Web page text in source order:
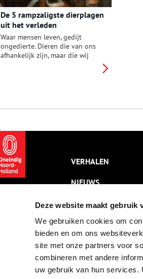
Deze website maakt gebruik
We gebruiken cookies om
bieden en om ons
site met onze partners voor
combineren met andere
uw gebruik van hun services.
De 5 rampzaligste dierplagen
uit het verleden
Waar mensen leven, gedijt
ongedierte. Dieren die van ons
afhankelijk zijn, maar die wij
botsingen komt. Van muggen
verleden voor je op een rijtje
gezet.
VERHALEN
NIEUWS
KALENDER
THEMA’S
ACTIVITEITEN
VIDEO’S